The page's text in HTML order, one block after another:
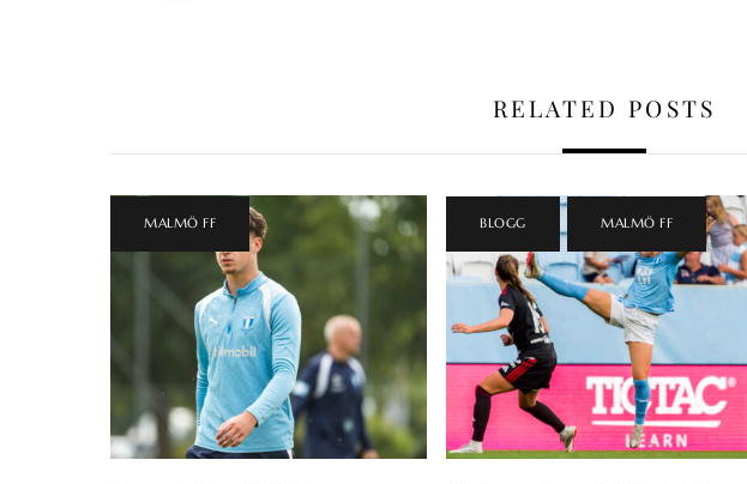
RELATED POSTS
MALMÖ FF BLOGG MALMÖ FF